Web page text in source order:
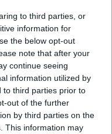
to third parties, or
information for
the below opt-out
note that after your
continue seeing
information utilized by
to third parties prior to
out of the further
by third parties on the
This information may
γιατί
Τι θα γίνει
πολιτών;
εμβόλιο. Τα
Πελοπόννησο!